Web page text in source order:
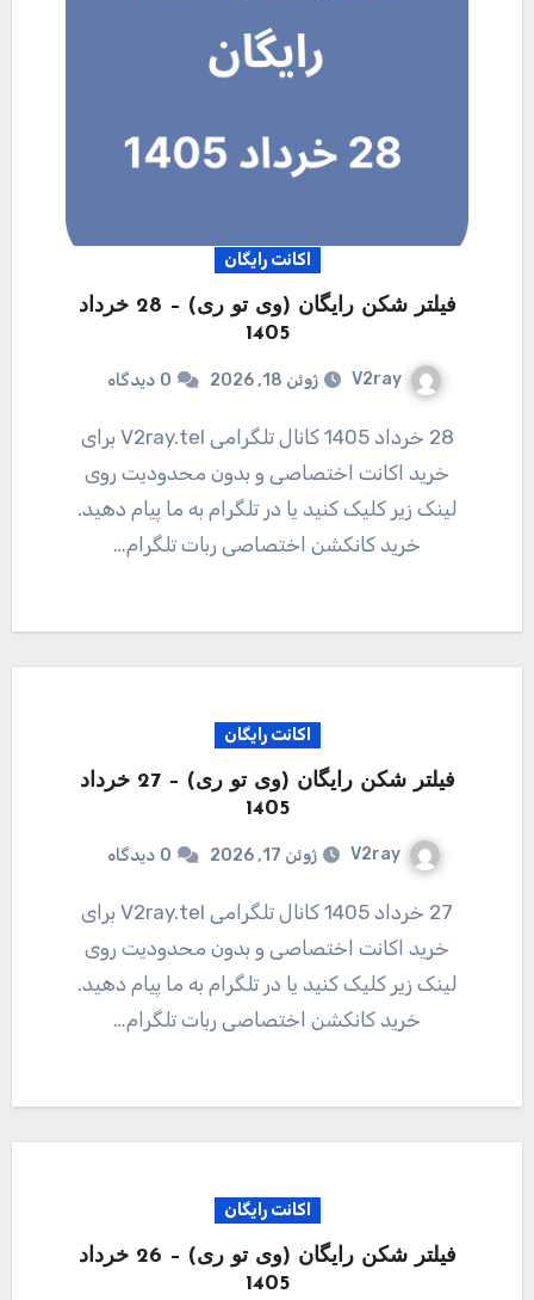
اکانت رایگان
فیلتر شکن رایگان (وی تو ری) – 28 خرداد
1405
V2ray ژوئن 18, 2026 0 دیدگاه
28 خرداد 1405 کانال تلگرامی V2ray.tel برای
خرید اکانت اختصاصی و بدون محدودیت روی
لینک زیر کلیک کنید یا در تلگرام به ما پیام دهید.
خرید کانکشن اختصاصی ربات تلگرام…
اکانت رایگان
فیلتر شکن رایگان (وی تو ری) – 27 خرداد
1405
V2ray ژوئن 17, 2026 0 دیدگاه
27 خرداد 1405 کانال تلگرامی V2ray.tel برای
خرید اکانت اختصاصی و بدون محدودیت روی
لینک زیر کلیک کنید یا در تلگرام به ما پیام دهید.
خرید کانکشن اختصاصی ربات تلگرام…
اکانت رایگان
فیلتر شکن رایگان (وی تو ری) – 26 خرداد
1405